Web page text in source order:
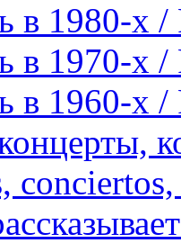
в 1980-х /
в 1970-х /
в 1960-х /